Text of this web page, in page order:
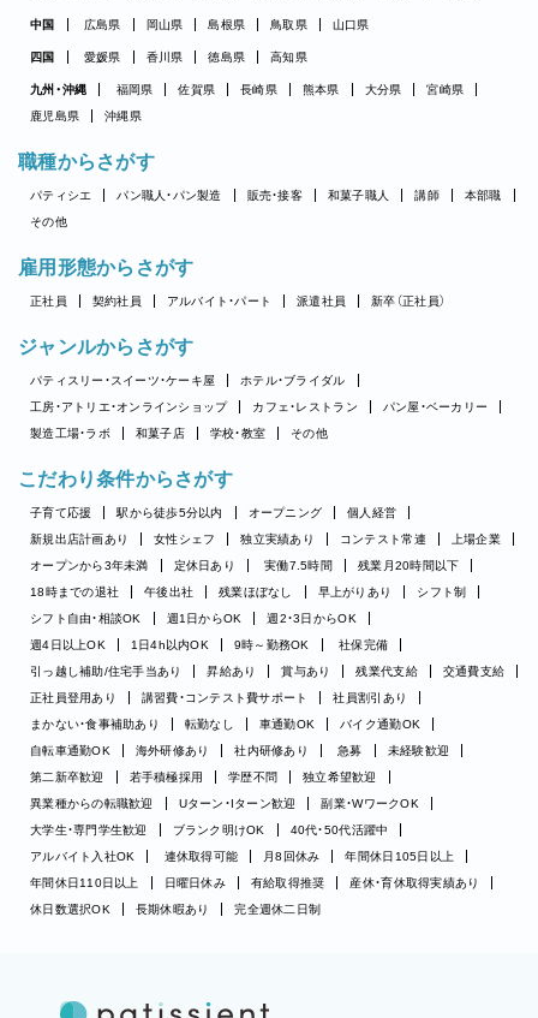
中国 広島県 岡山県 島根県 鳥取県 山口県
四国 愛媛県 香川県 徳島県 高知県
九州・沖縄 福岡県 佐賀県 長崎県 熊本県 大分県
宮崎県
鹿児島県
沖縄県
職種からさがす
パティシエ パン職人・パン製造 販売・接客 和菓子職人 講師
本部職
その他
雇用形態からさがす
正社員 契約社員 アルバイト・パート 派遣社員 新卒（正社員）
ジャンルからさがす
パティスリー・スイーツ・ケーキ屋
ホテル・ブライダル
工房・アトリエ・オンラインショップ
カフェ・レストラン
パン屋・ベーカリー
製造工場・ラボ
和菓子店 学校・教室 その他
こだわり条件からさがす
子育て応援 駅から徒歩5分以内 オープニング
個人経営
新規出店計画あり
女性シェフ 独立実績あり コンテスト常連
上場企業
オープンから3年未満
定休日あり 実働7.5時間
残業月20時間以下
18時までの退社
午後出社 残業ほぼなし 早上がりあり
シフト制
シフト自由・相談OK
週1日からOK
週2・3日からOK
週4日以上OK
1日4h以内OK 9時～勤務OK
社保完備
引っ越し補助/住宅手当あり
昇給あり 賞与あり 残業代支給
交通費支給
正社員登用あり
講習費・コンテスト費サポート
社員割引あり
まかない・食事補助あり
転勤なし 車通勤OK
バイク通勤OK
自転車通勤OK
海外研修あり 社内研修あり 急募
未経験歓迎
第二新卒歓迎
若手積極採用 学歴不問
独立希望歓迎
異業種からの転職歓迎
Uターン・Iターン歓迎
副業・WワークOK
大学生・専門学生歓迎
ブランク明けOK
40代・50代活躍中
アルバイト入社OK
連休取得可能 月8回休み
年間休日105日以上
年間休日110日以上
日曜日休み 有給取得推奨
産休・育休取得実績あり
休日数選択OK
長期休暇あり 完全週休二日制